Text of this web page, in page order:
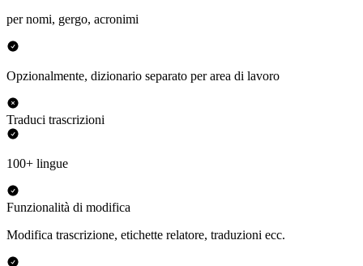
per nomi, gergo, acronimi
Opzionalmente, dizionario separato per area di lavoro
Traduci trascrizioni
100+ lingue
Funzionalità di modifica
Modifica trascrizione, etichette relatore, traduzioni ecc.